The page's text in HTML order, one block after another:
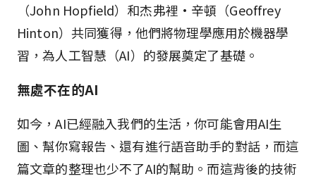
（John Hopfield）和杰弗裡·辛頓（Geoffrey
Hinton）共同獲得，他們將物理學應用於機器學
習，為人工智慧（AI）的發展奠定了基礎。
無處不在的AI
如今，AI已經融入我們的生活，你可能會用AI生
圖、幫你寫報告、還有進行語音助手的對話，而這
篇文章的整理也少不了AI的幫助。而這背後的技術